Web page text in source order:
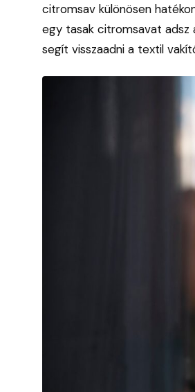
citromsav különösen
egy tasak citromsavat adsz
segít visszaadni a textil